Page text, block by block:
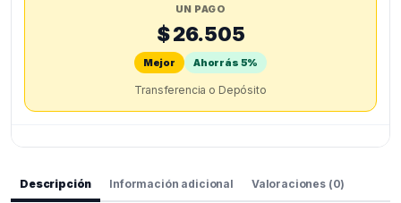
UN PAGO
$ 26.505
Mejor Ahorrás 5%
Transferencia o Depósito
Descripción Información adicional Valoraciones (0)